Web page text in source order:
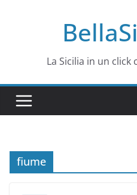
La Sicilia in un
fiume